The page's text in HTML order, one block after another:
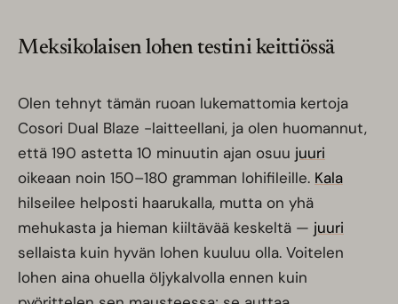
Meksikolaisen lohen testini keittiössä
Olen tehnyt tämän ruoan lukemattomia kertoja
Cosori Dual Blaze -laitteellani, ja olen huomannut,
että 190 astetta 10 minuutin ajan osuu juuri
oikeaan noin 150–180 gramman lohifileille. Kala
hilseilee helposti haarukalla, mutta on yhä
mehukasta ja hieman kiiltävää keskeltä — juuri
sellaista kuin hyvän lohen kuuluu olla. Voitelen
lohen aina ohuella öljykalvolla ennen kuin